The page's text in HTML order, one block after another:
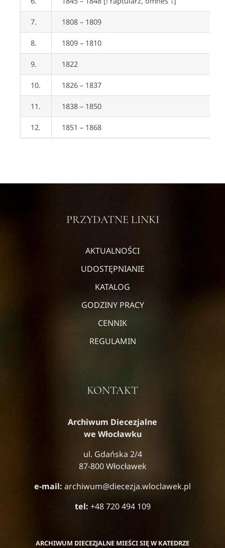
7. 1808 – 1809
8. 1809 – 1810
9. 1822
10. 1826 – 1837
11. 1838 – 1850
12. 1851 – 1868
PRZYDATNE LINKI
AKTUALNOŚCI
UDOSTĘPNIANIE
KATALOG
GODZINY PRACY
CENNIK
REGULAMIN
ARCHIWUM DIECEZJALNE MIEŚCI SIĘ W KATEDRZE
KONTAKT
Archiwum Diecezjalne
we Włocławku
ul. Gdańska 2/4
87-800 Włocławek
e-mail: archiwum@diecezja.wloclawek.pl
tel: +48 720 494 109